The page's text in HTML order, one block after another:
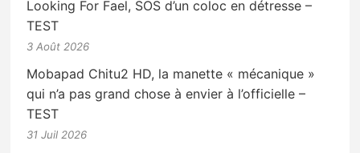
Looking For Fael, SOS d’un coloc en détresse –
TEST
3 Août 2026
Mobapad Chitu2 HD, la manette « mécanique »
qui n’a pas grand chose à envier à l’officielle –
TEST
31 Juil 2026